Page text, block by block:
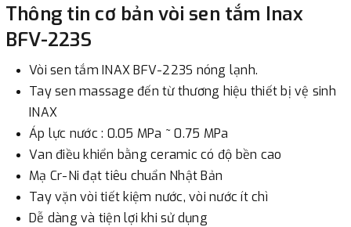
- Showroom Thanh HươngĐịa chỉ : 23 phố Cát Linh,
phường Cát Linh, quận Đống Đa, Hà Nội.
3. Chuyển khoản qua ngân hàng
- Nếu địa điểm giao hàng khác với địa điểm thanh toán
hoặc với những đơn đặt hàng ngoài nội thành Hà Nội.
Chúng tôi sẽ thu tiền trước 100% giá trị hàng + phí vận
chuyển theo cước phí tính trong chính sách vận chuyển
bằng phương thức chuyển khoản trước khi giao hàng.
Thông tin cơ bản vòi sen tắm Inax
BFV-223S
Vòi sen tắm INAX BFV-223S nóng lạnh.
Tay sen massage đến từ thương hiệu thiết bị vệ sinh
INAX
Áp lực nước : 0.05 MPa ~ 0.75 MPa
Van điều khiển bằng ceramic có độ bền cao
Mạ Cr-Ni đạt tiêu chuẩn Nhật Bản
Tay vặn vòi tiết kiệm nước, vòi nước ít chì
Dễ dàng và tiện lợi khi sử dụng